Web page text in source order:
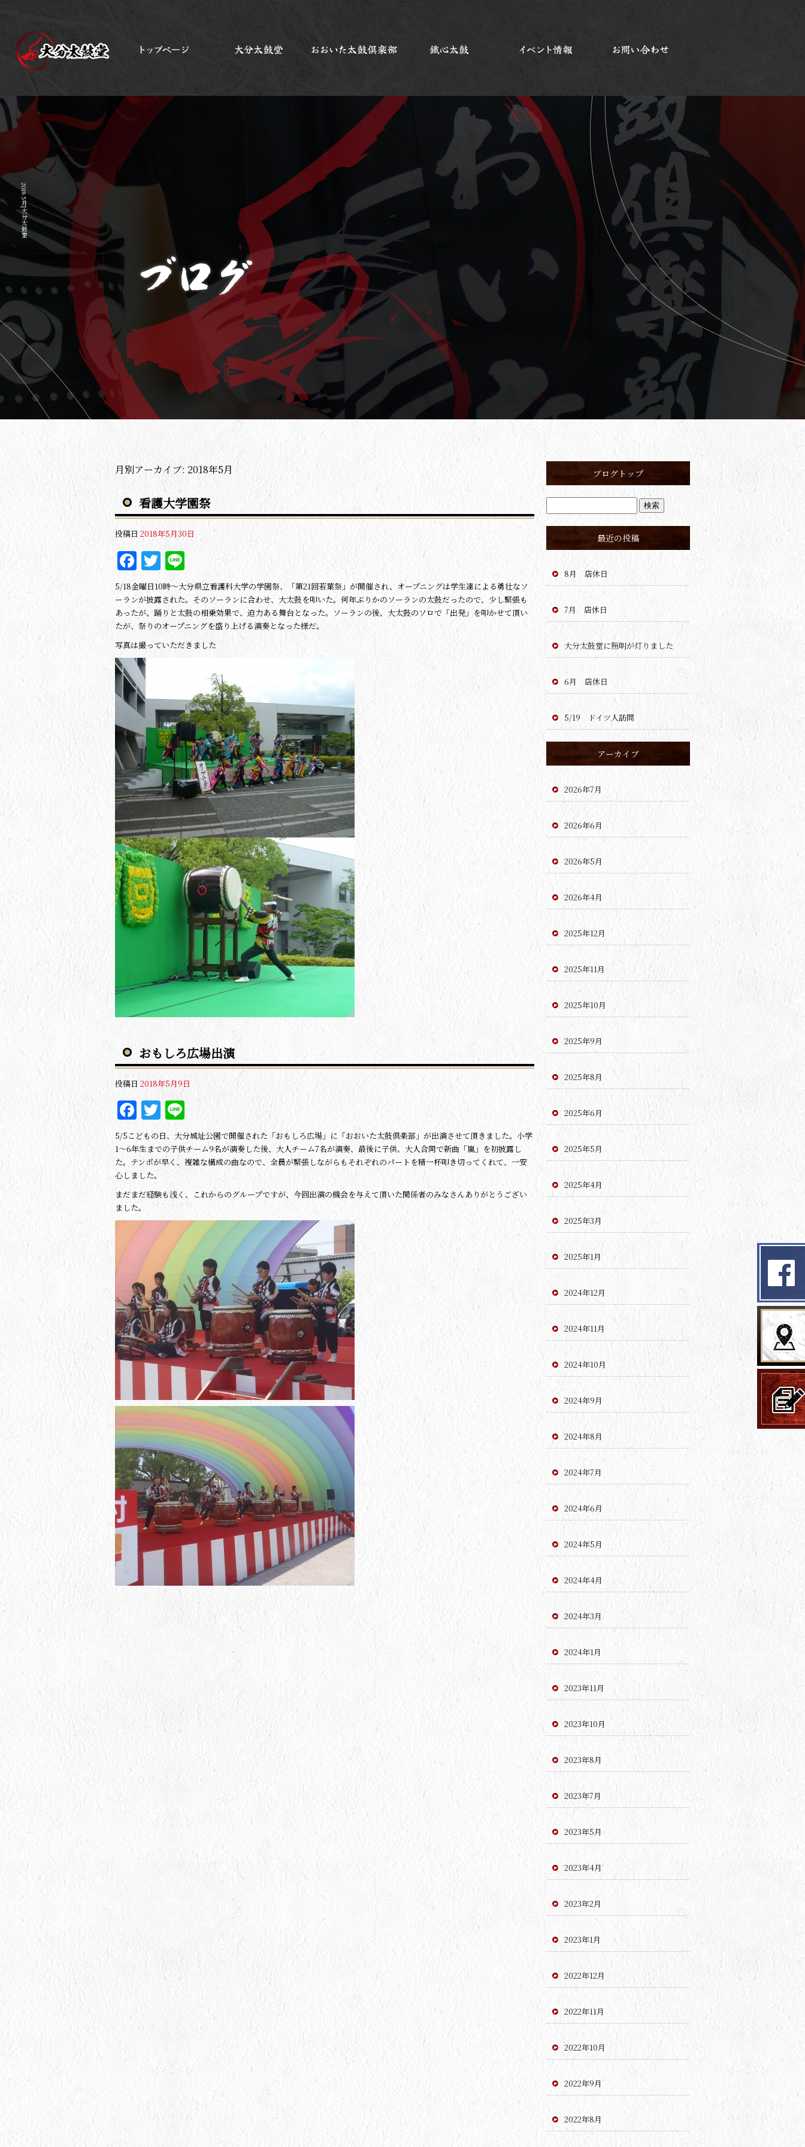
2018 5月|大分太鼓堂
月別アーカイブ: 2018年5月
看護大学園祭
投稿日 2018年5月30日
Facebook
Twitter
Line
5/18金曜日10時～大分県立看護科大学の学園祭、「第21回若葉祭」が開催され、オープニングは学生達による勇壮なソ
ーランが披露された。そのソーランに合わせ、大太鼓を叩いた。何年ぶりかのソーランの太鼓だったので、少し緊張も
あったが、踊りと太鼓の相乗効果で、迫力ある舞台となった。ソーランの後、大太鼓のソロで「出発」を叩かせて頂い
たが、祭りのオープニングを盛り上げる演奏となった様だ。
写真は撮っていただきました
おもしろ広場出演
投稿日 2018年5月9日
Facebook
Twitter
Line
5/5こどもの日、大分城址公園で開催された「おもしろ広場」に「おおいた太鼓倶楽部」が出演させて頂きました。小学
1～6年生までの子供チーム9名が演奏した後、大人チーム7名が演奏、最後に子供、大人合同で新曲「嵐」を初披露し
た。テンポが早く、複雑な構成の曲なので、全員が緊張しながらもそれぞれのパートを精一杯叩き切ってくれて、一安
心しました。
まだまだ経験も浅く、これからのグループですが、今回出演の機会を与えて頂いた関係者のみなさんありがとうござい
ました。
ブログトップ
最近の投稿
8月 店休日
7月 店休日
大分太鼓堂に照明が灯りました
6月 店休日
5/19 ドイツ人訪問
アーカイブ
2026年7月
2026年6月
2026年5月
2026年4月
2025年12月
2025年11月
2025年10月
2025年9月
2025年8月
2025年6月
2025年5月
2025年4月
2025年3月
2025年1月
2024年12月
2024年11月
2024年10月
2024年9月
2024年8月
2024年7月
2024年6月
2024年5月
2024年4月
2024年3月
2024年1月
2023年11月
2023年10月
2023年8月
2023年7月
2023年5月
2023年4月
2023年2月
2023年1月
2022年12月
2022年11月
2022年10月
2022年9月
2022年8月